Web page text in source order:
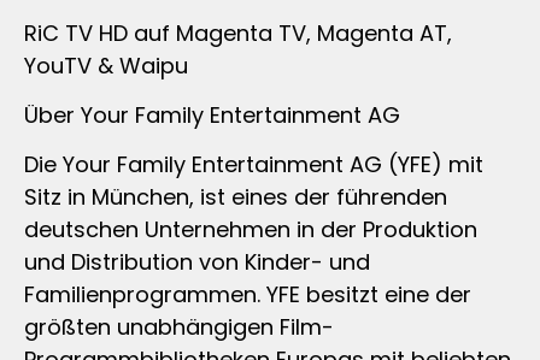
RiC TV HD auf Magenta TV, Magenta AT,
YouTV & Waipu
Über Your Family Entertainment AG
Die Your Family Entertainment AG (YFE) mit
Sitz in München, ist eines der führenden
deutschen Unternehmen in der Produktion
und Distribution von Kinder- und
Familienprogrammen. YFE besitzt eine der
größten unabhängigen Film-